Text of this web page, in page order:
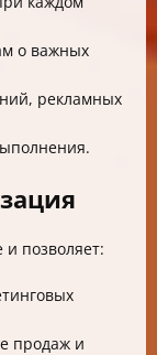
о важных
рекламных
позволяет:
продаж и